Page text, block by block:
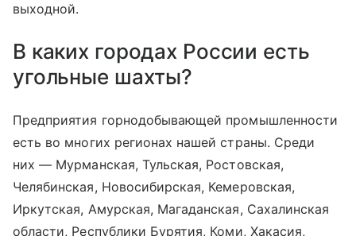
выходной.
В каких городах России есть
угольные шахты?
Предприятия горнодобывающей промышленности
есть во многих регионах нашей страны. Среди
них — Мурманская, Тульская, Ростовская,
Челябинская, Новосибирская, Кемеровская,
Иркутская, Амурская, Магаданская, Сахалинская
области, Республики Бурятия, Коми, Хакасия,